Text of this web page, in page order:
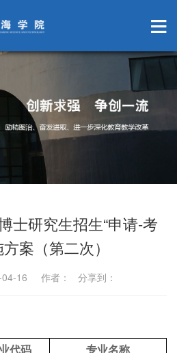
士研究生招生“申请-考
案（第二次）
04-16 作者： 分享到：
代码 专业名称